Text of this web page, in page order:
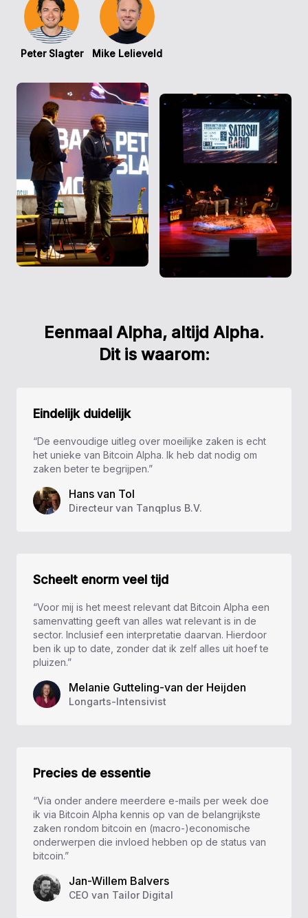
Peter Slagter Mike Lelieveld
Eenmaal Alpha, altijd Alpha.
Dit is waarom:
Eindelijk duidelijk
“De eenvoudige uitleg over moeilijke zaken is echt
het unieke van Bitcoin Alpha. Ik heb dat nodig om
zaken beter te begrijpen.”
Hans van Tol
Directeur van Tanqplus B.V.
Scheelt enorm veel tijd
“Voor mij is het meest relevant dat Bitcoin Alpha een
samenvatting geeft van alles wat relevant is in de
sector. Inclusief een interpretatie daarvan. Hierdoor
ben ik up to date, zonder dat ik zelf alles uit hoef te
pluizen.”
Melanie Gutteling-van der Heijden
Longarts-Intensivist
Precies de essentie
“Via onder andere meerdere e-mails per week doe
ik via Bitcoin Alpha kennis op van de belangrijkste
zaken rondom bitcoin en (macro-)economische
onderwerpen die invloed hebben op de status van
bitcoin.”
Jan-Willem Balvers
CEO van Tailor Digital